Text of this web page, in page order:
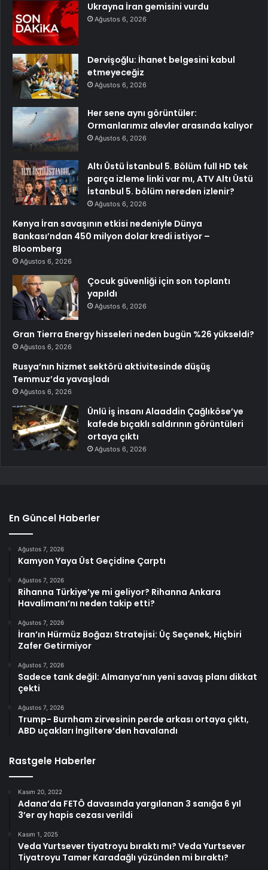
Ukrayna İran gemisini vurdu
Ağustos 6, 2026
Dervişoğlu: İhanet belgesini kabul
etmeyeceğiz
Ağustos 6, 2026
Her sene aynı görüntüler:
Ormanlarımız alevler arasında kalıyor
Ağustos 6, 2026
Altı Üstü İstanbul 5. Bölüm full HD tek
parça izleme linki var mı, ATV Altı Üstü
İstanbul 5. bölüm nereden izlenir?
Ağustos 6, 2026
Kenya İran savaşının etkisi nedeniyle Dünya
Bankası’ndan 450 milyon dolar kredi istiyor –
Bloomberg
Ağustos 6, 2026
Çocuk güvenliği için son toplantı
yapıldı
Ağustos 6, 2026
Gran Tierra Energy hisseleri neden bugün %26 yükseldi?
Ağustos 6, 2026
Rusya’nın hizmet sektörü aktivitesinde düşüş
Temmuz’da yavaşladı
Ağustos 6, 2026
Ünlü iş insanı Alaaddin Çağlıköse’ye
kafede bıçaklı saldırının görüntüleri
ortaya çıktı
Ağustos 6, 2026
En Güncel Haberler
Ağustos 7, 2026
Kamyon Yaya Üst Geçidine Çarptı
Ağustos 7, 2026
Rihanna Türkiye’ye mi geliyor? Rihanna Ankara
Havalimanı’nı neden takip etti?
Ağustos 7, 2026
İran’ın Hürmüz Boğazı Stratejisi: Üç Seçenek, Hiçbiri
Zafer Getirmiyor
Ağustos 7, 2026
Sadece tank değil: Almanya’nın yeni savaş planı dikkat
çekti
Ağustos 7, 2026
Trump- Burnham zirvesinin perde arkası ortaya çıktı,
ABD uçakları İngiltere’den havalandı
Rastgele Haberler
Kasım 20, 2022
Adana’da FETÖ davasında yargılanan 3 sanığa 6 yıl
3’er ay hapis cezası verildi
Kasım 1, 2025
Veda Yurtsever tiyatroyu bıraktı mı? Veda Yurtsever
Tiyatroyu Tamer Karadağlı yüzünden mi bıraktı?